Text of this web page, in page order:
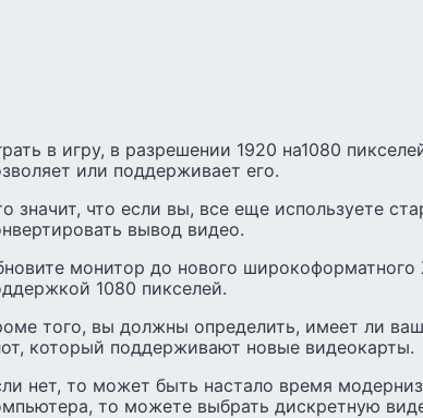
в игру, в разрешении 1920 на1080
или поддерживает его.
значит, что если вы, все еще ​​используете
вывод видео.
монитор до нового
1080 пикселей.
того, вы должны определить, имеет ли
который поддерживают новые видеокарты.
нет, то может быть настало время
то можете выбрать дискретную